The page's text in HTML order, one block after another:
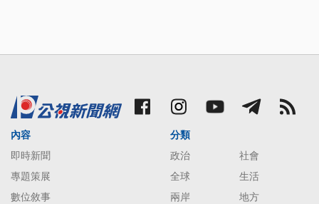
內容
即時新聞
專題策展
數位敘事
分類
政治
社會
全球
生活
兩岸
地方